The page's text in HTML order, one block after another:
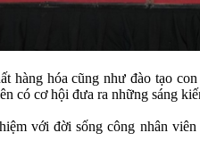
hàng hóa cũng như đào tạo
có cơ hội đưa ra những sáng
với đời sống công nhân